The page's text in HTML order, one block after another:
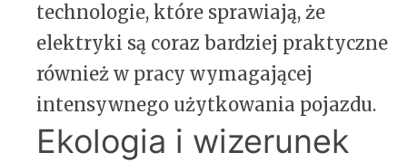
technologie, które sprawiają, że
elektryki są coraz bardziej praktyczne
również w pracy wymagającej
intensywnego użytkowania pojazdu.
Ekologia i wizerunek